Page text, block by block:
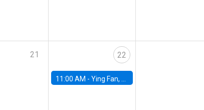
21 22
11:00 AM -Ying Fan, University of Michigan